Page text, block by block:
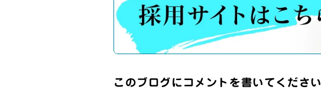
このブログにコメントを書いてください